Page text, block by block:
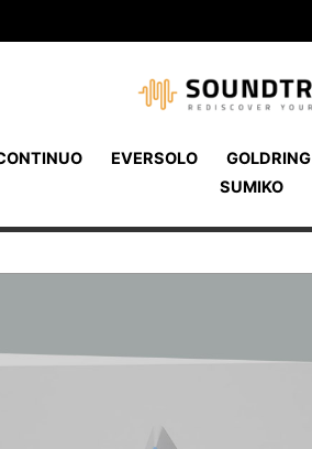
EVERSOLO GOLDRING
SUMIKO